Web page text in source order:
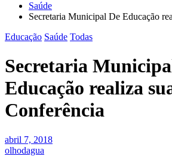
Saúde
Secretaria Municipal De Educação
Educação Saúde Todas
Secretaria
Educação realiza
Conferência
abril 7, 2018
olhodagua